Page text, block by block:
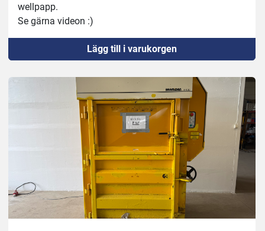
wellpapp.
Se gärna videon :)
Lägg till i varukorgen